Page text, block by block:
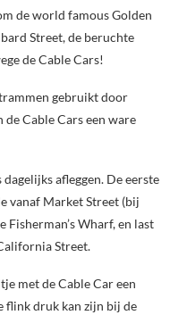
de world famous Golden
Street, de beruchte
de Cable Cars!
gebruikt door
de Cable Cars een ware
afleggen. De eerste
vanaf Market Street (bij
Wharf, en last
Street.
met de Cable Car een
flink druk kan zijn bij de